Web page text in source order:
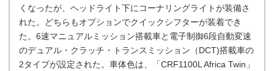
くなったが、ヘッドライト下にコーナリングライトが装備さ
れた。どちらもオプションでクイックシフターが装着でき
た。6速マニュアルミッション搭載車と電子制御6段自動変速
のデュアル・クラッチ・トランスミッション（DCT)搭載車の
2タイプが設定された。車体色は、「CRF1100L Africa Twin」